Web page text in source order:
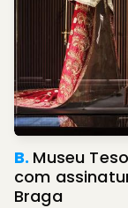
B. Museu
com
Braga